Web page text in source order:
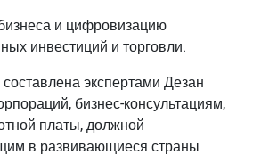
и цифровизацию
инвестиций и торговли.
экспертами Дезан
бизнес-консультациям,
платы, должной
в развивающиеся страны